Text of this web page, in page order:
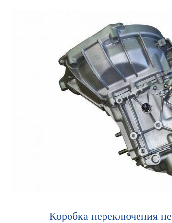
Коробка переключения